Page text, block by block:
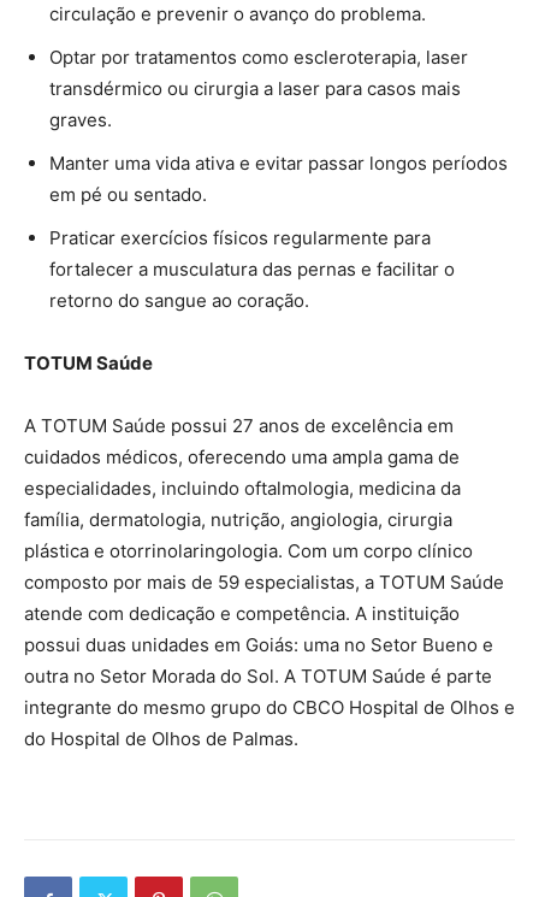
circulação e prevenir o avanço do problema.
Optar por tratamentos como escleroterapia, laser
transdérmico ou cirurgia a laser para casos mais
graves.
Manter uma vida ativa e evitar passar longos períodos
em pé ou sentado.
Praticar exercícios físicos regularmente para
fortalecer a musculatura das pernas e facilitar o
retorno do sangue ao coração.
TOTUM Saúde
A TOTUM Saúde possui 27 anos de excelência em
cuidados médicos, oferecendo uma ampla gama de
especialidades, incluindo oftalmologia, medicina da
família, dermatologia, nutrição, angiologia, cirurgia
plástica e otorrinolaringologia. Com um corpo clínico
composto por mais de 59 especialistas, a TOTUM Saúde
atende com dedicação e competência. A instituição
possui duas unidades em Goiás: uma no Setor Bueno e
outra no Setor Morada do Sol. A TOTUM Saúde é parte
integrante do mesmo grupo do CBCO Hospital de Olhos e
do Hospital de Olhos de Palmas.